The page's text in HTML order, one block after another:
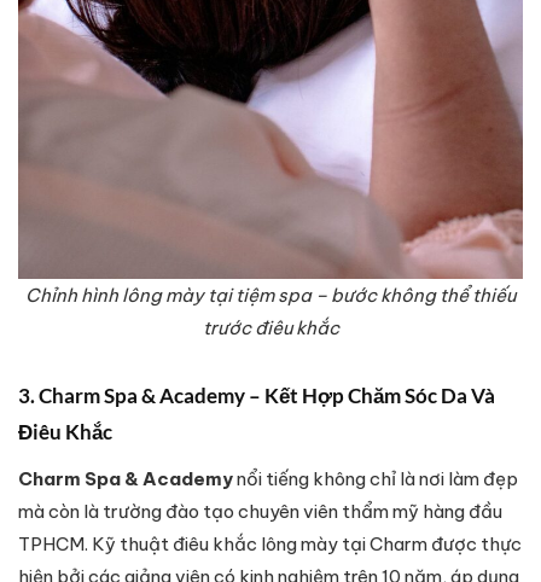
Chỉnh hình lông mày tại tiệm spa – bước không thể thiếu
trước điêu khắc
3. Charm Spa & Academy – Kết Hợp Chăm Sóc Da Và
Điêu Khắc
Charm Spa & Academynổi tiếng không chỉ là nơi làm đẹp
mà còn là trường đào tạo chuyên viên thẩm mỹ hàng đầu
TPHCM. Kỹ thuật điêu khắc lông mày tại Charm được thực
hiện bởi các giảng viên có kinh nghiệm trên 10 năm, áp dụng